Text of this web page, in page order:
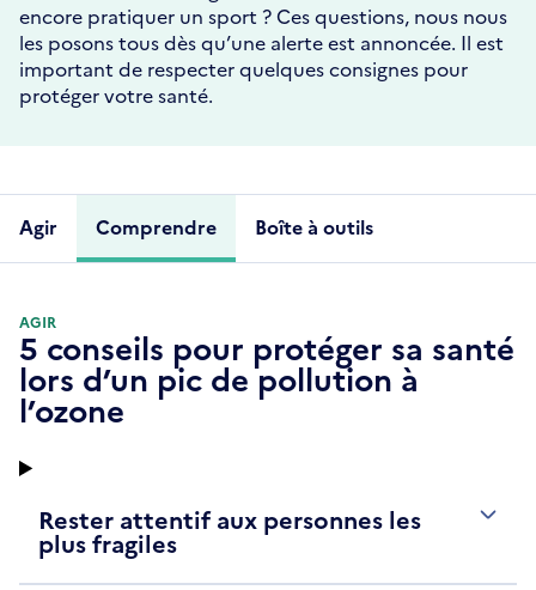
encore pratiquer un sport ? Ces questions, nous nous
les posons tous dès qu’une alerte est annoncée. Il est
important de respecter quelques consignes pour
protéger votre santé.
Agir Comprendre Boîte à outils
AGIR
5 conseils pour protéger sa santé
lors d’un pic de pollution à
l’ozone
Rester attentif aux personnes les
plus fragiles